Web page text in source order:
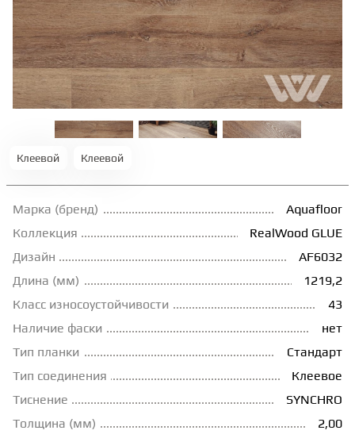
КОВРОВАЯ ПЛИТКА
МОДУЛЬНЫЕ ПВХ
НАЛИВНОЙ ПОЛ
ГРУНТОВКИ
ТЕПЛЫЙ ПОЛ
Клеевой Клеевой
Марка (бренд)
Aquafloor
Коллекция
RealWood GLUE
Дизайн
AF6032
Длина (мм)
1219,2
Класс износоустойчивости
43
Наличие фаски
нет
Тип планки
Стандарт
Тип соединения
Клеевое
Тиснение
SYNCHRO
Толщина (мм)
2,00